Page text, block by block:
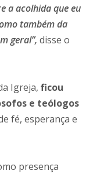
a acolhida que eu
também da
geral”, disse o
Igreja,ficou
e teólogos
fé, esperança e
presença